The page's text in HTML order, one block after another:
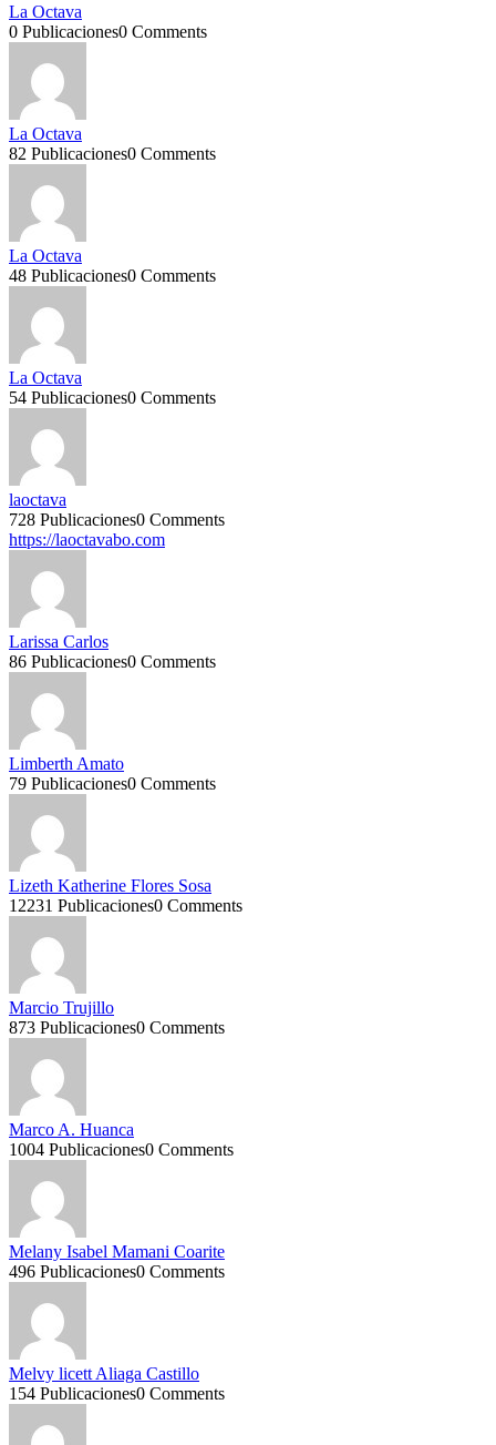
La Octava
0 Publicaciones0 Comments
La Octava
82 Publicaciones0 Comments
La Octava
48 Publicaciones0 Comments
La Octava
54 Publicaciones0 Comments
laoctava
728 Publicaciones0 Comments
https://laoctavabo.com
Larissa Carlos
86 Publicaciones0 Comments
Limberth Amato
79 Publicaciones0 Comments
Lizeth Katherine Flores Sosa
12231 Publicaciones0 Comments
Marcio Trujillo
873 Publicaciones0 Comments
Marco A. Huanca
1004 Publicaciones0 Comments
Melany Isabel Mamani Coarite
496 Publicaciones0 Comments
Melvy licett Aliaga Castillo
154 Publicaciones0 Comments